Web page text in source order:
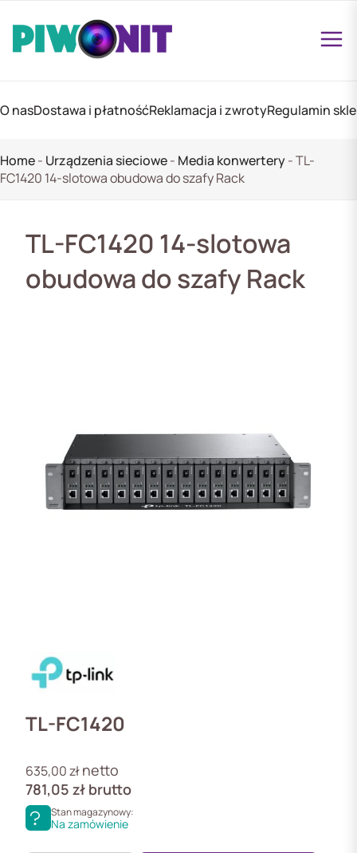
O nasDostawa i płatnośćReklamacja i zwrotyRegulamin
Home- Urządzenia sieciowe- Media konwertery-TL-
FC1420 14-slotowa obudowa do szafy Rack
TL-FC1420 14-slotowa
obudowa do szafy Rack
TL-FC1420
635,00złnetto
781,05 zł brutto
Stan magazynowy:
Na zamówienie